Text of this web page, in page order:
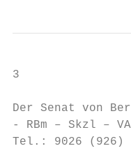
3
Der Senat von
- RBm – Skzl –
Tel.: 9026 (926)